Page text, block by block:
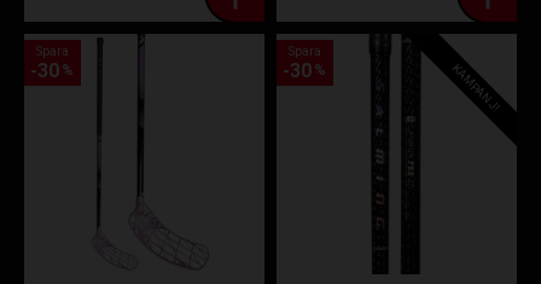
Spara
30 %
Spara
30 % KAMPANJ!